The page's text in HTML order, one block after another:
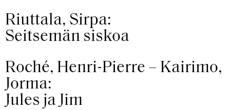
Riuttala, Sirpa:
Seitsemän siskoa
Roché, Henri-Pierre – Kairimo,
Jorma:
Jules ja Jim